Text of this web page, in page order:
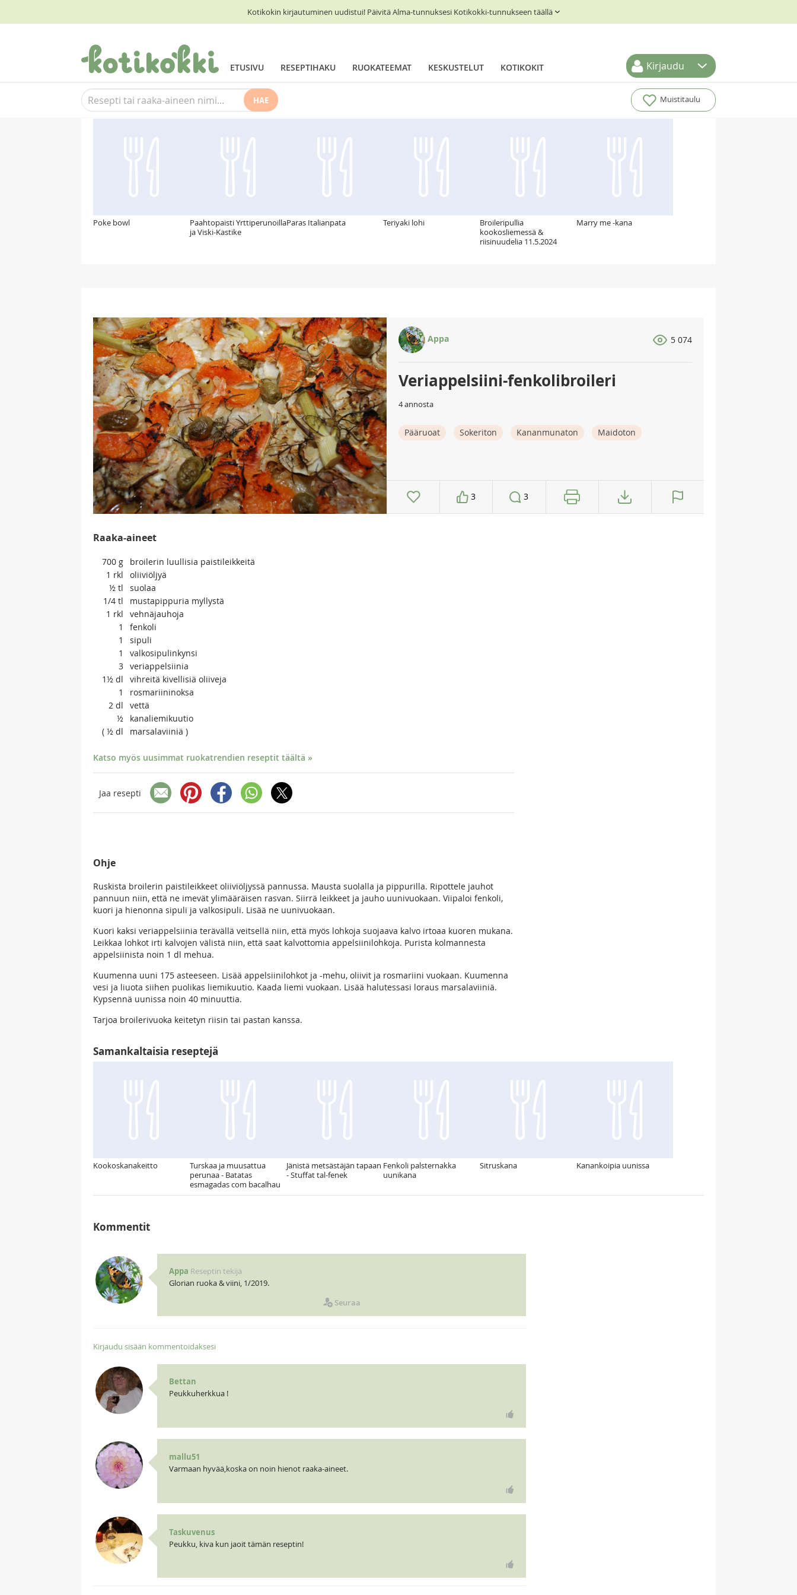
Kotikokin kirjautuminen uudistui! Päivitä Alma-tunnuksesi Kotikokki-tunnukseen täällä
ETUSIVU RESEPTIHAKU RUOKATEEMAT KESKUSTELUT KOTIKOKIT Kirjaudu
HAE Muistitaulu
Suosittelemme myös
Poke bowl
Paahtopaisti Yrttiperunoilla
ja Viski-Kastike
Paras Italianpata Teriyaki lohi
Broileripullia
kookosliemessä &
riisinuudelia 11.5.2024
Marry me -kana
Appa 5 074
Veriappelsiini-fenkolibroileri
4 annosta
Pääruoat Sokeriton Kananmunaton Maidoton
3 3
Raaka-aineet
700 g
broilerin luullisia paistileikkeitä
1 rkl
oliiviöljyä
½ tl
suolaa
1/4 tl
mustapippuria myllystä
1 rkl
vehnäjauhoja
1
fenkoli
1
sipuli
1
valkosipulinkynsi
3 veriappelsiinia
1½ dl
vihreitä kivellisiä oliiveja
1
rosmariininoksa
2 dl
vettä
½
kanaliemikuutio
( ½ dl marsalaviiniä )
Katso myös uusimmat ruokatrendien reseptit täältä »
Jaa resepti
Ohje
Ruskista broilerin paistileikkeet oliiviöljyssä pannussa. Mausta suolalla ja pippurilla. Ripottele jauhot
pannuun niin, että ne imevät ylimääräisen rasvan. Siirrä leikkeet ja jauho uunivuokaan. Viipaloi fenkoli,
kuori ja hienonna sipuli ja valkosipuli. Lisää ne uunivuokaan.
Kuori kaksi veriappelsiinia terävällä veitsellä niin, että myös lohkoja suojaava kalvo irtoaa kuoren mukana.
Leikkaa lohkot irti kalvojen välistä niin, että saat kalvottomia appelsiinilohkoja. Purista kolmannesta
appelsiinista noin 1 dl mehua.
Kuumenna uuni 175 asteeseen. Lisää appelsiinilohkot ja -mehu, oliivit ja rosmariini vuokaan. Kuumenna
vesi ja liuota siihen puolikas liemikuutio. Kaada liemi vuokaan. Lisää halutessasi loraus marsalaviiniä.
Kypsennä uunissa noin 40 minuuttia.
Tarjoa broilerivuoka keitetyn riisin tai pastan kanssa.
Samankaltaisia reseptejä
Kookoskanakeitto
Turskaa ja muusattua
perunaa - Batatas
esmagadas com bacalhau
Jänistä metsästäjän tapaan
- Stuffat tal-fenek
Fenkoli palsternakka
uunikana
Sitruskana Kanankoipia uunissa
Kommentit
Appa Reseptin tekijä
Glorian ruoka & viini, 1/2019.
Seuraa
Kirjaudu sisään kommentoidaksesi
Bettan
Peukkuherkkua !
mallu51
Varmaan hyvää,koska on noin hienot raaka-aineet.
Taskuvenus
Peukku, kiva kun jaoit tämän reseptin!